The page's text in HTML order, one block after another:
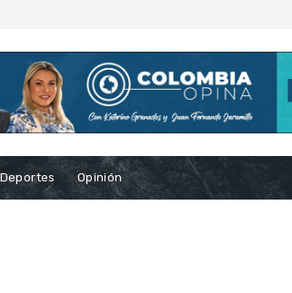
Deportes Opinión